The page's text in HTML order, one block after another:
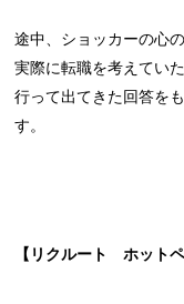
途中、ショッカーの心
実際に転職を考えてい
行って出てきた回答を
す。
【リクルート ホットペ